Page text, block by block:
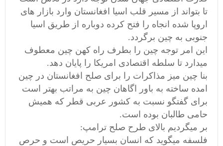
تا بتواند از مسیر قلب اسیا افغانستان وارد بازار های
اروپا شده انجاه را فتح کرده دوباره از طریق اسیا
جنوبی به چین برگردد.
این امر توجه چین را بطرف راه کهن چین معطوف
میدارد تا سلطه اقتصادی امریکا را پایان دهد.
بنا چین میز مذاکرات را برای صلح افغانستان در چین
امده ساخته به باور اگاهان چین به مراتب بهتر است
برای گفتگو نسبت به کشور عربی قطر که همیش
حامی طالبان بوده است.
بر میگردیم بالای طرح صلح ترامپ:
فلسفه میگوید که انسان بسیار حریص است و حرص